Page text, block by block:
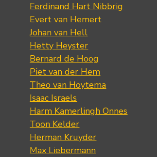
Ferdinand Hart Nibbrig
Evert van Hemert
Johan van Hell
Hetty Heyster
Bernard de Hoog
Piet van der Hem
Theo van Hoytema
Isaac Israels
Harm Kamerlingh Onnes
Toon Kelder
Herman Kruyder
Max Liebermann